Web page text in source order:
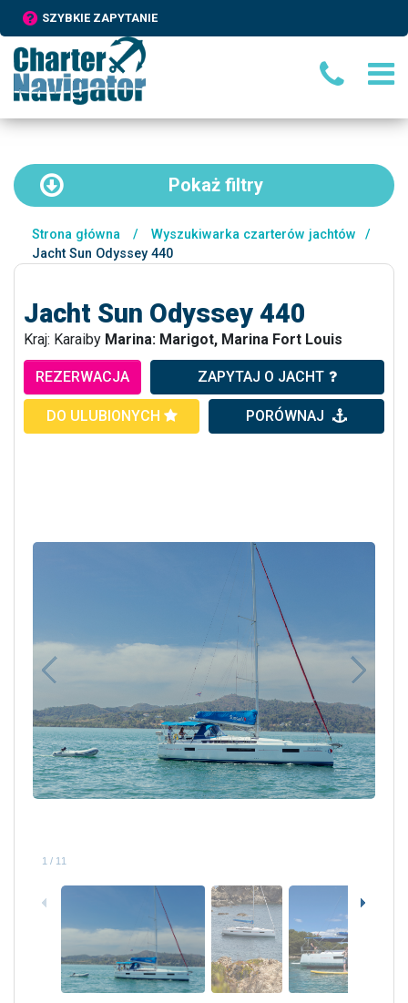
SZYBKIE ZAPYTANIE
Pokaż filtry
Strona główna / Wyszukiwarka czarterów jachtów
/
Jacht Sun Odyssey 440
Jacht Sun Odyssey 440
Kraj: Karaiby Marina: Marigot, Marina Fort Louis
REZERWACJA ZAPYTAJ O JACHT
DO ULUBIONYCH PORÓWNAJ
1 / 11